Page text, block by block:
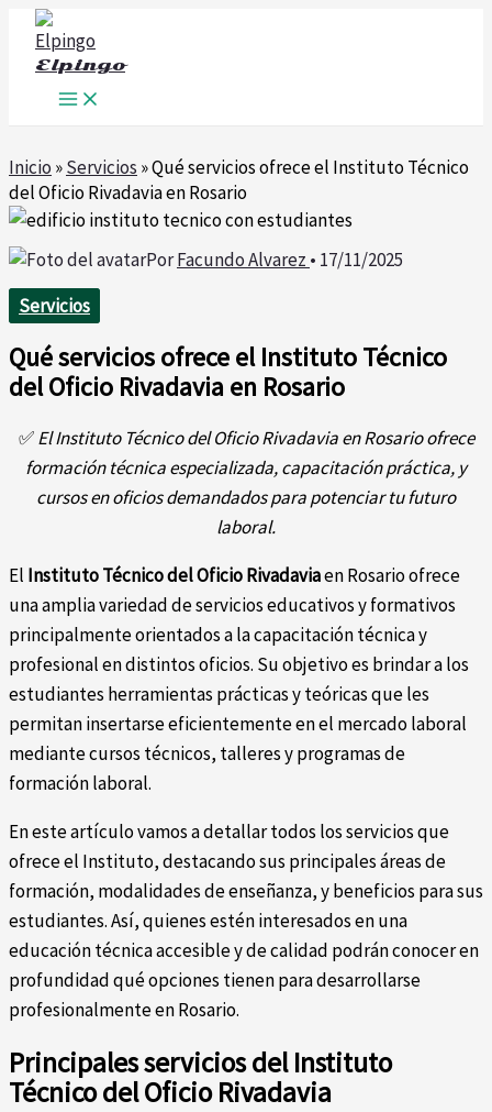
contenido
Elpingo
Inicio »Servicios »Qué servicios ofrece el Instituto Técnico
del Oficio Rivadavia en Rosario
PorFacundo Alvarez • 17/11/2025
Servicios
Qué servicios ofrece el Instituto Técnico
del Oficio Rivadavia en Rosario
✅El Instituto Técnico del Oficio Rivadavia en Rosario ofrece
formación técnica especializada, capacitación práctica, y
cursos en oficios demandados para potenciar tu futuro
laboral.
El Instituto Técnico del Oficio Rivadaviaen Rosario ofrece
una amplia variedad de servicios educativos y formativos
principalmente orientados a la capacitación técnica y
profesional en distintos oficios. Su objetivo es brindar a los
estudiantes herramientas prácticas y teóricas que les
permitan insertarse eficientemente en el mercado laboral
mediante cursos técnicos, talleres y programas de
formación laboral.
En este artículo vamos a detallar todos los servicios que
ofrece el Instituto, destacando sus principales áreas de
formación, modalidades de enseñanza, y beneficios para sus
estudiantes. Así, quienes estén interesados en una
educación técnica accesible y de calidad podrán conocer en
profundidad qué opciones tienen para desarrollarse
profesionalmente en Rosario.
Principales servicios del Instituto
Técnico del Oficio Rivadavia